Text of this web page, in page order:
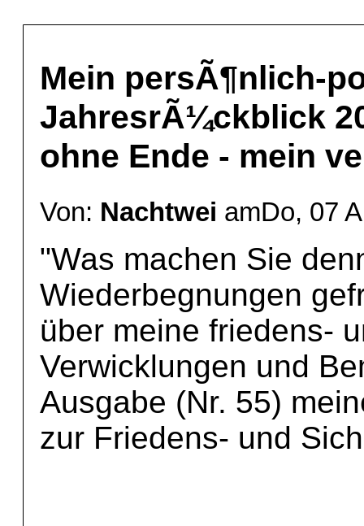
Mein persÃ¶nlich-
JahresrÃ¼ckblick
ohne Ende - mein
Von: Nachtwei amDo, 07
"Was machen Sie
Wiederbegnungen
über meine friedens-
Verwicklungen und
Ausgabe (Nr. 55)
zur Friedens- und